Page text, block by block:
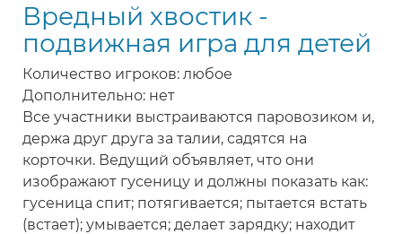
игра
для
детей
Вредный хвостик -
подвижная игра для детей
Количество игроков: любое
Дополнительно: нет
Все участники выстраиваются паровозиком и,
держа друг друга за талии, садятся на
корточки. Ведущий объявляет, что они
изображают гусеницу и должны показать как:
гусеница спит; потягивается; пытается встать
(встает); умывается; делает зарядку; находит